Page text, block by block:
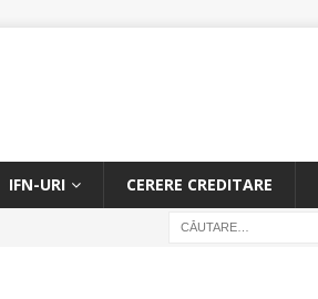
IFN-URI CERERE CREDITARE